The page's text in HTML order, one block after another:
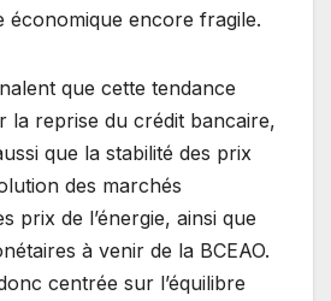
économique encore fragile.
que cette tendance
la reprise du crédit bancaire,
que la stabilité des prix
des marchés
prix de l’énergie, ainsi que
à venir de la BCEAO.
centrée sur l’équilibre